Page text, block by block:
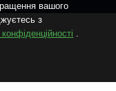
вашого
з
.